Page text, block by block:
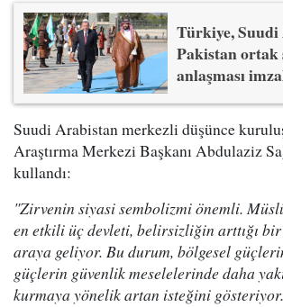
Türkiye,
Pakistan ortak
anlaşması
Suudi Arabistan merkezli düşünce
Araştırma Merkezi Başkanı Abdulaziz
kullandı:
"Zirvenin siyasi sembolizmi önemli.
en etkili üç devleti, belirsizliğin arttığı
araya geliyor. Bu durum, bölgesel
güçlerin güvenlik meselelerinde daha
kurmaya yönelik artan isteğini gösteriyor.